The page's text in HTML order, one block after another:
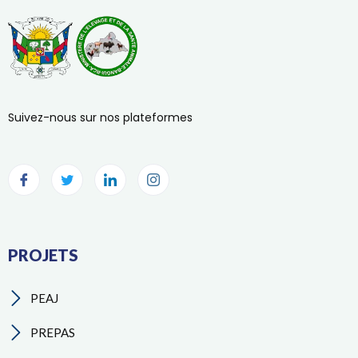
Suivez-nous sur nos plateformes
PROJETS
PEAJ
PREPAS